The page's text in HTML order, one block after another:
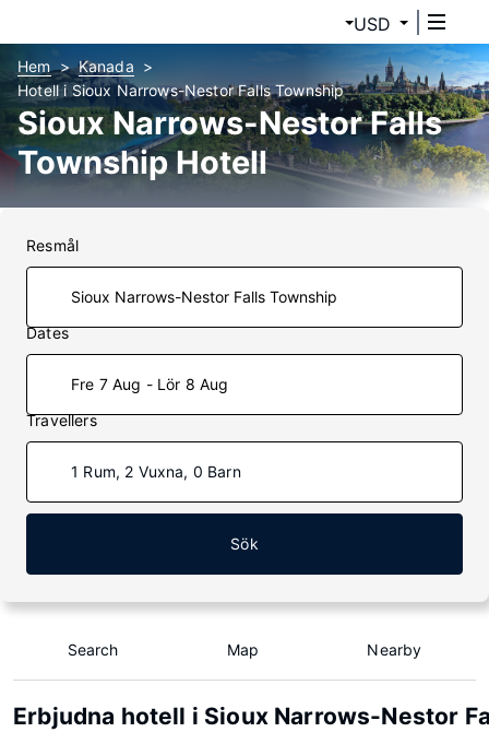
USD
Hem
Kanada
Hotell i Sioux Narrows-Nestor Falls Township
Sioux Narrows-Nestor Falls
Township Hotell
Resmål
Dates
Fre 7 Aug - Lör 8 Aug
Travellers
1 Rum, 2 Vuxna, 0 Barn
Sök
Search Map Nearby
Erbjudna hotell i Sioux Narrows-Nestor